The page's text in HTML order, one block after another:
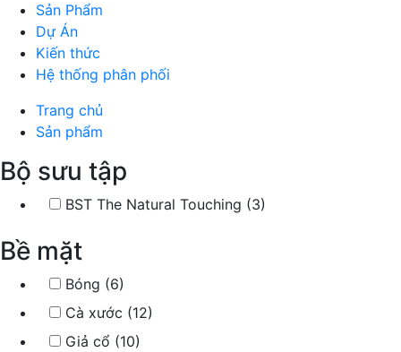
Sản Phẩm
Dự Án
Kiến thức
Hệ thống phân phối
Trang chủ
Sản phẩm
Bộ sưu tập
BST The Natural Touching (3)
Bề mặt
Bóng (6)
Cà xước (12)
Giả cổ (10)